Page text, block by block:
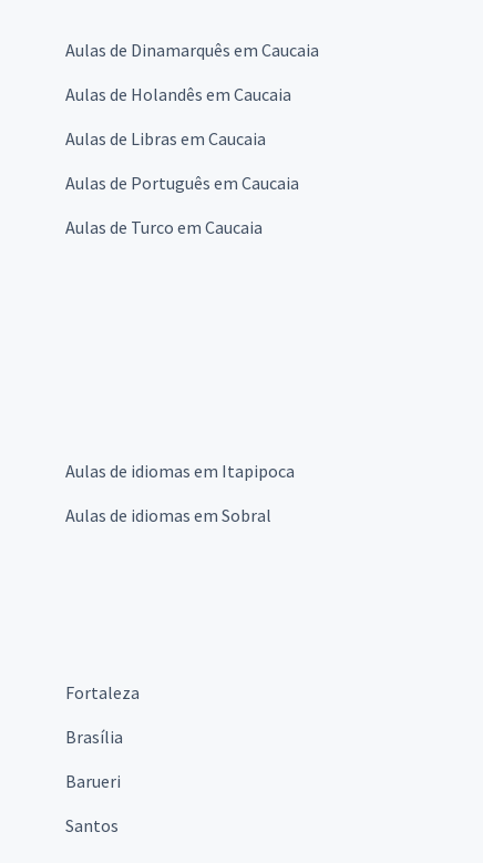
Aulas de Dinamarquês em Caucaia
Aulas de Holandês em Caucaia
Aulas de Libras em Caucaia
Aulas de Português em Caucaia
Aulas de Turco em Caucaia
Aulas de idiomas em Itapipoca
Aulas de idiomas em Sobral
Fortaleza
Brasília
Barueri
Santos